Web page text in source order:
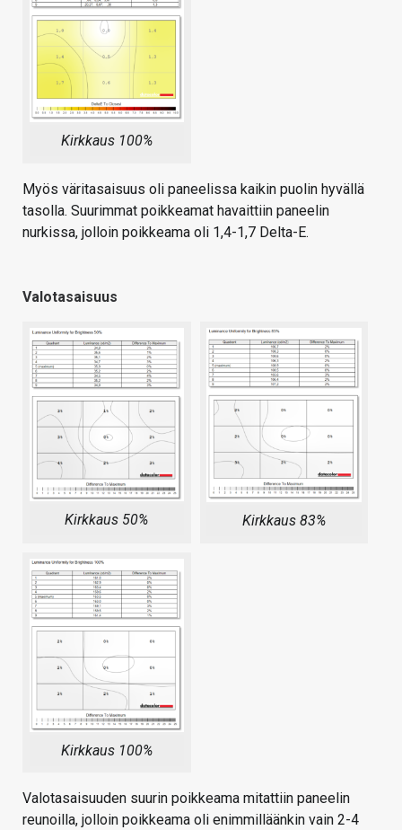
Kirkkaus 100%
Myös väritasaisuus oli paneelissa kaikin puolin hyvällä
tasolla. Suurimmat poikkeamat havaittiin paneelin
nurkissa, jolloin poikkeama oli 1,4-1,7 Delta-E.
Valotasaisuus
Kirkkaus 50% Kirkkaus 83%
Kirkkaus 100%
Valotasaisuuden suurin poikkeama mitattiin paneelin
reunoilla, jolloin poikkeama oli enimmilläänkin vain 2-4